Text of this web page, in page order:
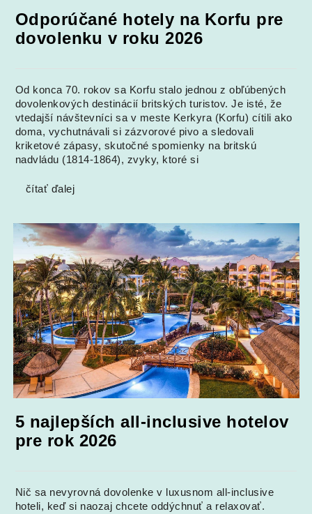
Odporúčané hotely na Korfu pre
dovolenku v roku 2026
Od konca 70. rokov sa Korfu stalo jednou z obľúbených
dovolenkových destinácií britských turistov. Je isté, že
vtedajší návštevníci sa v meste Kerkyra (Korfu) cítili ako
doma, vychutnávali si zázvorové pivo a sledovali
kriketové zápasy, skutočné spomienky na britskú
nadvládu (1814-1864), zvyky, ktoré si
čítať ďalej
5 najlepších all-inclusive hotelov
pre rok 2026
Nič sa nevyrovná dovolenke v luxusnom all-inclusive
hoteli, keď si naozaj chcete oddýchnuť a relaxovať.